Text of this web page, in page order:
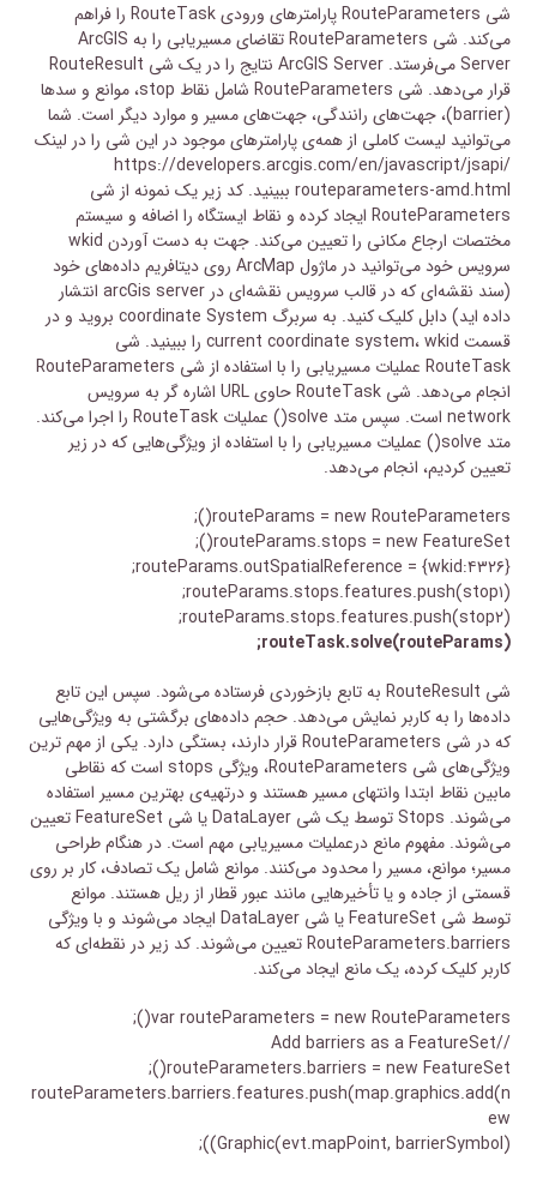
شی RouteParameters پارامترهای ورودی RouteTask را فراهم
می‌کند. شی RouteParameters تقاضای مسیریابی را به ArcGIS
Server می‌فرستد. ArcGIS Server نتایج را در یک شی RouteResult
قرار می‌دهد. شی RouteParameters شامل نقاط stop، موانع و سدها
(barrier)، جهت‌های رانندگی، جهت‌های مسیر و موارد دیگر است. شما
می‌توانید لیست کاملی از همه‌ی پارامترهای موجود در این شی را در لینک
https://developers.arcgis.com/en/javascript/jsapi/
routeparameters-amd.html ببینید. کد زیر یک نمونه از شی
RouteParameters ایجاد کرده و نقاط ایستگاه را اضافه و سیستم
مختصات ارجاع مکانی را تعیین می‌کند. جهت به دست آوردن wkid
سرویس خود می‌توانید در ماژول ArcMap روی دیتافریم داده‌های خود
(سند نقشه‌ای که در قالب سرویس نقشه‌ای در arcGis server انتشار
داده اید) دابل کلیک کنید. به سربرگ coordinate System بروید و در
قسمت current coordinate system، wkid را ببینید. شی
RouteTask عملیات مسیریابی را با استفاده از شی RouteParameters
انجام می‌دهد. شی RouteTask حاوی URL اشاره گر به سرویس
network است. سپس متد solve() عملیات RouteTask را اجرا می‌کند.
متد solve() عملیات مسیریابی را با استفاده از ویژگی‌هایی که در زیر
تعیین کردیم، انجام می‌دهد.
routeParams = new RouteParameters();
routeParams.stops = new FeatureSet();
routeParams.outSpatialReference = {wkid:۴۳۲۶};
routeParams.stops.features.push(stop۱);
routeParams.stops.features.push(stop۲);
routeTask.solve(routeParams);
شی RouteResult به تابع بازخوردی فرستاده می‌شود. سپس این تابع
داده‌ها را به کاربر نمایش می‌دهد. حجم داده‌های برگشتی به ویژگی‌هایی
که در شی RouteParameters قرار دارند، بستگی دارد. یکی از مهم ترین
ویژگی‌های شی RouteParameters، ویژگی stops است که نقاطی
مابین نقاط ابتدا وانتهای مسیر هستند و درتهیه‌ی بهترین مسیر استفاده
می‌شوند. Stops توسط یک شی DataLayer یا شی FeatureSet تعیین
می‌شوند. مفهوم مانع درعملیات مسیریابی مهم است. در هنگام طراحی
مسیر؛ موانع، مسیر را محدود می‌کنند. موانع شامل یک تصادف، کار بر روی
قسمتی از جاده و یا تأخیرهایی مانند عبور قطار از ریل هستند. موانع
توسط شی FeatureSet یا شی DataLayer ایجاد می‌شوند و با ویژگی
RouteParameters.barriers تعیین می‌شوند. کد زیر در نقطه‌ای که
کاربر کلیک کرده، یک مانع ایجاد می‌کند.
var routeParameters = new RouteParameters();
//Add barriers as a FeatureSet
routeParameters.barriers = new FeatureSet();
routeParameters.barriers.features.push(map.graphics.add(n
ew
Graphic(evt.mapPoint, barrierSymbol)));